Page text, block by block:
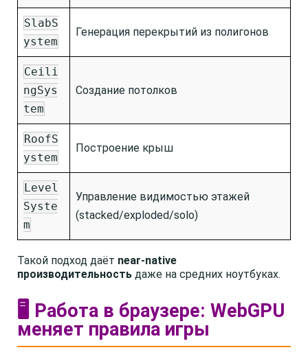
SlabS
ystem
Генерация перекрытий из полигонов
Ceili
ngSys
tem
Создание потолков
RoofS
ystem
Построение крыш
Level
Syste
m
Управление видимостью этажей
(stacked/exploded/solo)
Такой подход даёт near-native
производительность даже на средних ноутбуках.
🖥️ Работа в браузере: WebGPU
меняет правила игры